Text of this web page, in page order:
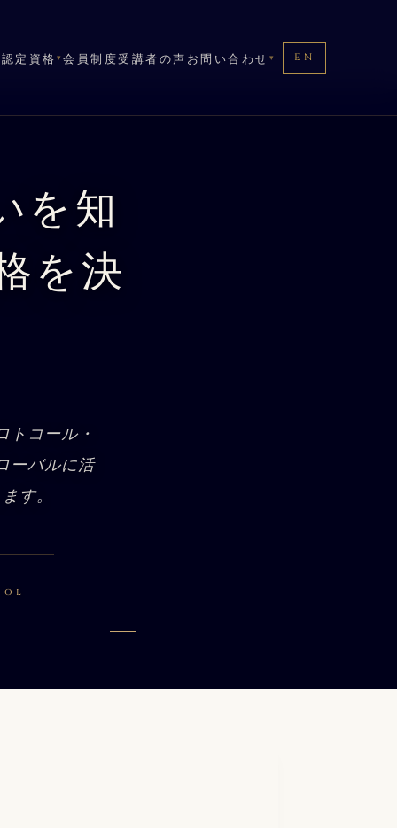
EN
認定資格 ▾会員制度受講者の声 お問い合わせ ▾ EN
を知
を決
トコール・
ーバルに活
す。